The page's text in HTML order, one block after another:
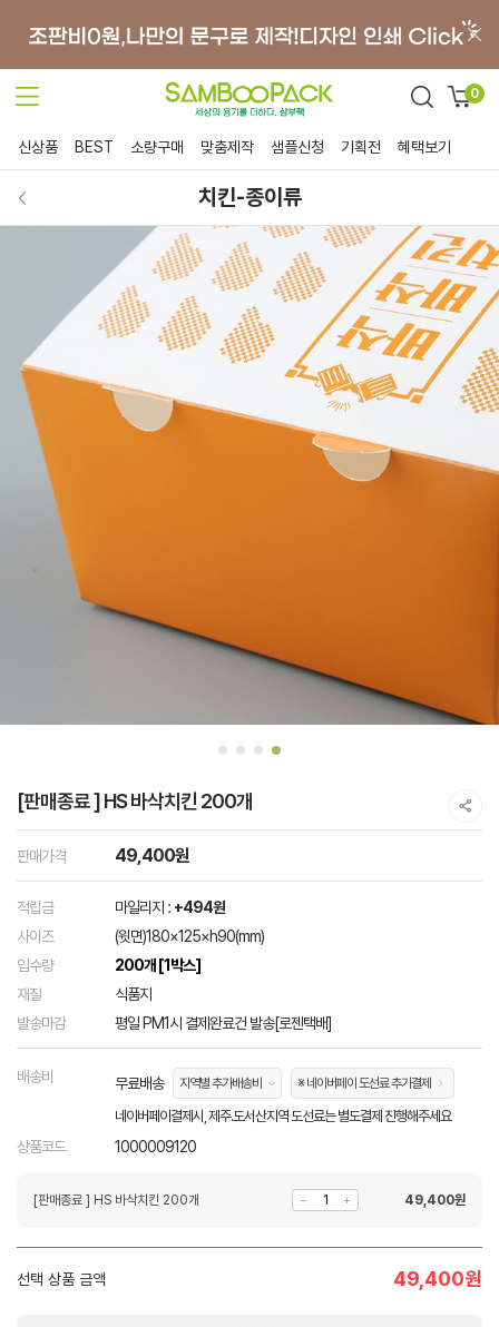
0
신상품 BEST 소량구매 맞춤제작 샘플신청 기획전 혜택보기
치킨-종이류
[판매종료 ] HS 바삭치킨 200개
판매가격 49,400원
적립금 마일리지 : +494원
사이즈
(윗면)180×125×h90(mm)
입수량
200개 [1박스]
재질
식품지
발송마감
평일 PM1시 결제완료건 발송[로젠택배]
배송비 무료배송 지역별 추가배송비 ※ 네이버페이 도선료 추가결제
네이버페이결제시, 제주.도서산지역 도선료는 별도결제 진행해주세요
상품코드 1000009120
[판매종료 ] HS 바삭치킨 200개 49,400원
선택 상품 금액 49,400원